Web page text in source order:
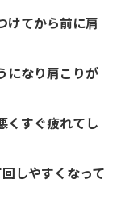
けてから前に肩
になり肩こりが
くすぐ疲れてし
しやすくなって